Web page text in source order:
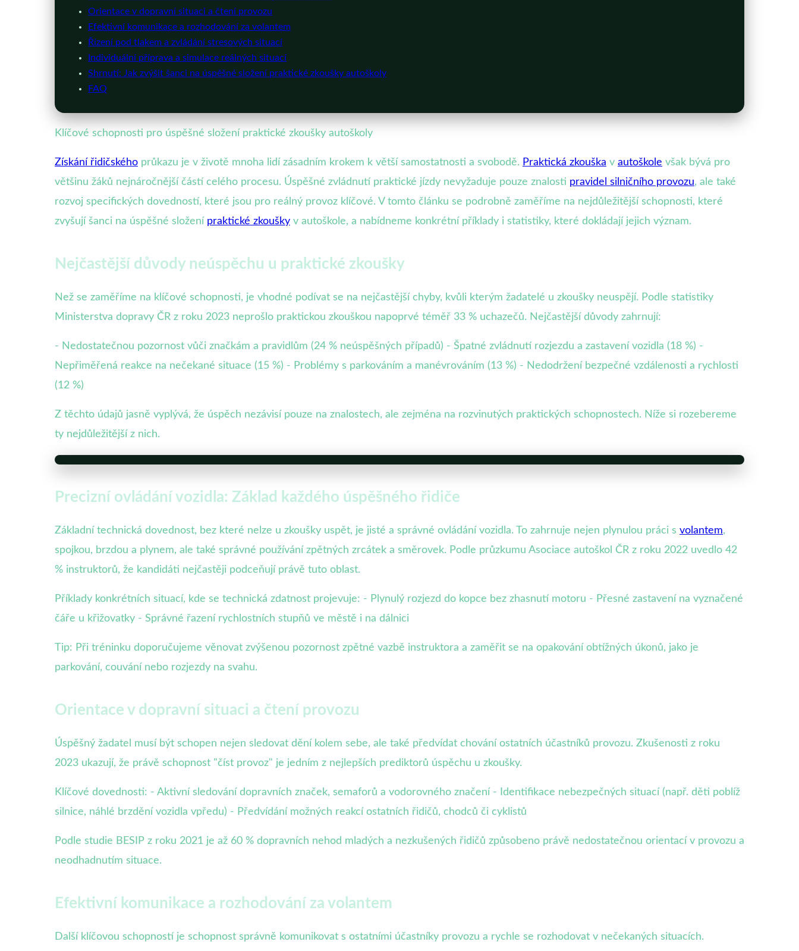
Orientace v dopravní situaci a čtení provozu
Efektivní komunikace a rozhodování za volantem
Řízení pod tlakem a zvládání stresových situací
Individuální příprava a simulace reálných situací
Shrnutí: Jak zvýšit šanci na úspěšné složení praktické zkoušky autoškoly
FAQ
Klíčové schopnosti pro úspěšné složení praktické zkoušky autoškoly
Získání řidičského průkazu je v životě mnoha lidí zásadním krokem k větší samostatnosti a svobodě. Praktická zkouška v autoškole však bývá pro
většinu žáků nejnáročnější částí celého procesu. Úspěšné zvládnutí praktické jízdy nevyžaduje pouze znalosti pravidel silničního provozu, ale také
rozvoj specifických dovedností, které jsou pro reálný provoz klíčové. V tomto článku se podrobně zaměříme na nejdůležitější schopnosti, které
zvyšují šanci na úspěšné složení praktické zkoušky v autoškole, a nabídneme konkrétní příklady i statistiky, které dokládají jejich význam.
Nejčastější důvody neúspěchu u praktické zkoušky
Než se zaměříme na klíčové schopnosti, je vhodné podívat se na nejčastější chyby, kvůli kterým žadatelé u zkoušky neuspějí. Podle statistiky
Ministerstva dopravy ČR z roku 2023 neprošlo praktickou zkouškou napoprvé téměř 33 % uchazečů. Nejčastější důvody zahrnují:
- Nedostatečnou pozornost vůči značkám a pravidlům (24 % neúspěšných případů) - Špatné zvládnutí rozjezdu a zastavení vozidla (18 %) -
Nepřiměřená reakce na nečekané situace (15 %) - Problémy s parkováním a manévrováním (13 %) - Nedodržení bezpečné vzdálenosti a rychlosti
(12 %)
Z těchto údajů jasně vyplývá, že úspěch nezávisí pouze na znalostech, ale zejména na rozvinutých praktických schopnostech. Níže si rozebereme
ty nejdůležitější z nich.
Precizní ovládání vozidla: Základ každého úspěšného řidiče
Základní technická dovednost, bez které nelze u zkoušky uspět, je jisté a správné ovládání vozidla. To zahrnuje nejen plynulou práci s volantem,
spojkou, brzdou a plynem, ale také správné používání zpětných zrcátek a směrovek. Podle průzkumu Asociace autoškol ČR z roku 2022 uvedlo 42
% instruktorů, že kandidáti nejčastěji podceňují právě tuto oblast.
Příklady konkrétních situací, kde se technická zdatnost projevuje: - Plynulý rozjezd do kopce bez zhasnutí motoru - Přesné zastavení na vyznačené
čáře u křižovatky - Správné řazení rychlostních stupňů ve městě i na dálnici
Tip: Při tréninku doporučujeme věnovat zvýšenou pozornost zpětné vazbě instruktora a zaměřit se na opakování obtížných úkonů, jako je
parkování, couvání nebo rozjezdy na svahu.
Orientace v dopravní situaci a čtení provozu
Úspěšný žadatel musí být schopen nejen sledovat dění kolem sebe, ale také předvídat chování ostatních účastníků provozu. Zkušenosti z roku
2023 ukazují, že právě schopnost "číst provoz" je jedním z nejlepších prediktorů úspěchu u zkoušky.
Klíčové dovednosti: - Aktivní sledování dopravních značek, semaforů a vodorovného značení - Identifikace nebezpečných situací (např. děti poblíž
silnice, náhlé brzdění vozidla vpředu) - Předvídání možných reakcí ostatních řidičů, chodců či cyklistů
Podle studie BESIP z roku 2021 je až 60 % dopravních nehod mladých a nezkušených řidičů způsobeno právě nedostatečnou orientací v provozu a
neodhadnutím situace.
Efektivní komunikace a rozhodování za volantem
Další klíčovou schopností je schopnost správně komunikovat s ostatními účastníky provozu a rychle se rozhodovat v nečekaných situacích.